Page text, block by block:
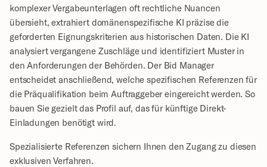
komplexer Vergabeunterlagen oft rechtliche Nuancen
übersieht, extrahiert domänenspezifische KI präzise die
geforderten Eignungskriterien aus historischen Daten. Die KI
analysiert vergangene Zuschläge und identifiziert Muster in
den Anforderungen der Behörden. Der Bid Manager
entscheidet anschließend, welche spezifischen Referenzen für
die Präqualifikation beim Auftraggeber eingereicht werden. So
bauen Sie gezielt das Profil auf, das für künftige Direkt-
Einladungen benötigt wird.
Spezialisierte Referenzen sichern Ihnen den Zugang zu diesen
exklusiven Verfahren.